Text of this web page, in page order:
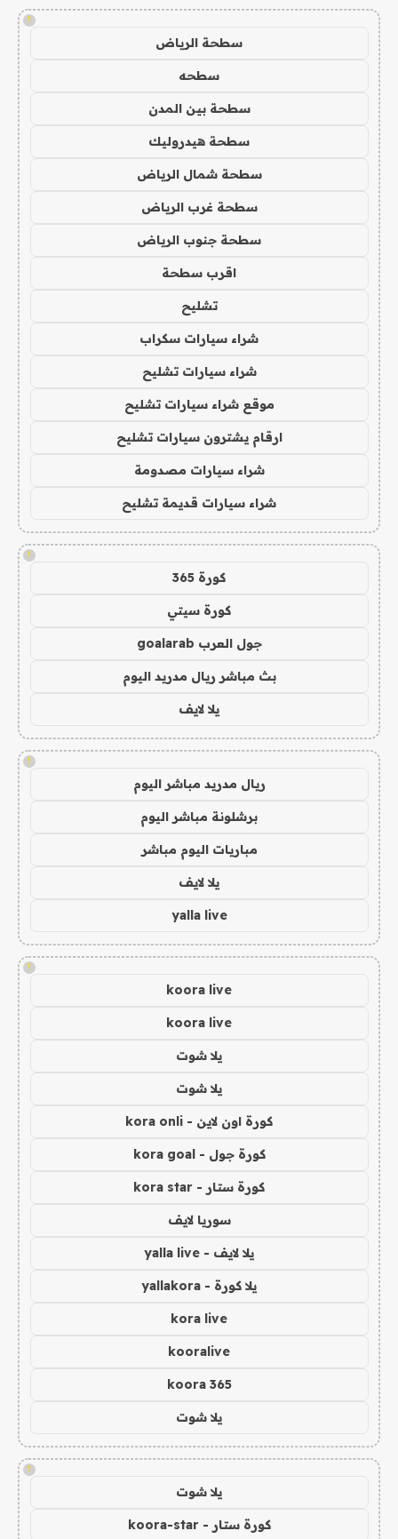
!
سطحة الرياض
سطحه
سطحة بين المدن
سطحة هيدروليك
سطحة شمال الرياض
سطحة غرب الرياض
سطحة جنوب الرياض
اقرب سطحة
تشليح
شراء سيارات سكراب
شراء سيارات تشليح
موقع شراء سيارات تشليح
ارقام يشترون سيارات تشليح
شراء سيارات مصدومة
شراء سيارات قديمة تشليح
!
كورة 365
كورة سيتي
جول العرب goalarab
بث مباشر ريال مدريد اليوم
يلا لايف
!
ريال مدريد مباشر اليوم
برشلونة مباشر اليوم
مباريات اليوم مباشر
يلا لايف
yalla live
!
koora live
koora live
يلا شوت
يلا شوت
كورة اون لاين - kora onli
كورة جول - kora goal
كورة ستار - kora star
سوريا لايف
يلا لايف - yalla live
يلا كورة - yallakora
kora live
kooralive
koora 365
يلا شوت
!
يلا شوت
كورة ستار - koora-star